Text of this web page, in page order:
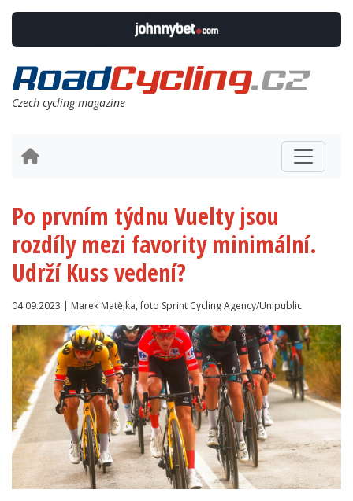
Czech cycling magazine
Po prvním týdnu Vuelty jsou
rozdíly mezi favority minimální.
Udrží Kuss vedení?
04.09.2023 | Marek Matějka, foto Sprint Cycling Agency/Unipublic